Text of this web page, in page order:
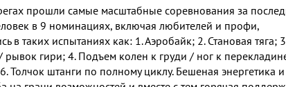
прошли самые масштабные соревнования за
в 9 номинациях, включая любителей и профи,
в таких испытаниях как: 1. Аэробайк; 2. Становая тяга;
гири; 4. Подъем колен к груди / ног к
Толчок штанги по полному циклу. Бешеная энергетика и